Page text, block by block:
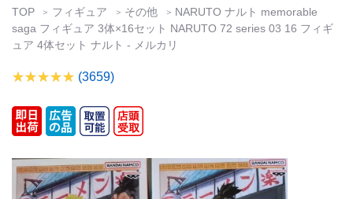
TOP フィギュア その他
NARUTO ナルト memorable
saga フィギュア 3体×16セット NARUTO 72 series 03 16 フィギ
ュア 4体セット ナルト - メルカリ
(3659)